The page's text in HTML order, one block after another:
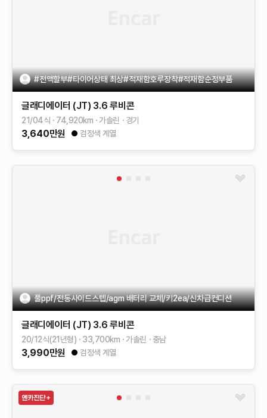
#전액할부#타이어상태 최상#적재함호루장착#적재함순정부품
글래디에이터 (JT) 3.6 루비콘
21/04식 74,920km 가솔린 경기
3,640만원 검정색 계열
풀ppf/전동사이드스텝/agm 배터리 교체/키2ea/신차급컨디션
글래디에이터 (JT) 3.6 루비콘
20/12식(21년형) 33,700km 가솔린 충남
3,990만원 검정색 계열